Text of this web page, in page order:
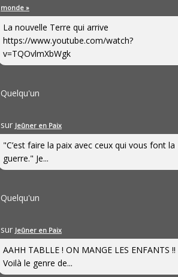
monde »
La nouvelle Terre qui arrive
https://www.youtube.com/watch?
v=TQOvlmXbWgk
Quelqu'un
sur Jeûner en Paix
"C’est faire la paix avec ceux qui vous font la
guerre." Je...
Quelqu'un
sur Jeûner en Paix
AAHH TABLLE ! ON MANGE LES ENFANTS !!
Voilà le genre de...